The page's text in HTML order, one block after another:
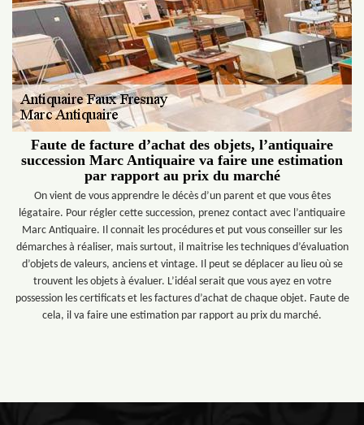
Faute de facture d’achat des objets, l’antiquaire
succession Marc Antiquaire va faire une estimation
par rapport au prix du marché
On vient de vous apprendre le décès d’un parent et que vous êtes
légataire. Pour régler cette succession, prenez contact avec l’antiquaire
Marc Antiquaire. Il connait les procédures et put vous conseiller sur les
démarches à réaliser, mais surtout, il maitrise les techniques d’évaluation
d’objets de valeurs, anciens et vintage. Il peut se déplacer au lieu où se
trouvent les objets à évaluer. L’idéal serait que vous ayez en votre
possession les certificats et les factures d’achat de chaque objet. Faute de
cela, il va faire une estimation par rapport au prix du marché.